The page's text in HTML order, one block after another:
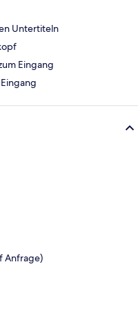
Untertiteln
Eingang
Anfrage)